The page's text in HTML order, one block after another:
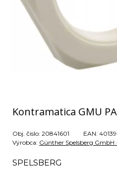
Kontramatica GMU
Obj. čislo: 20841601 EAN:
Výrobca: Günther Spelsberg GmbH
SPELSBERG